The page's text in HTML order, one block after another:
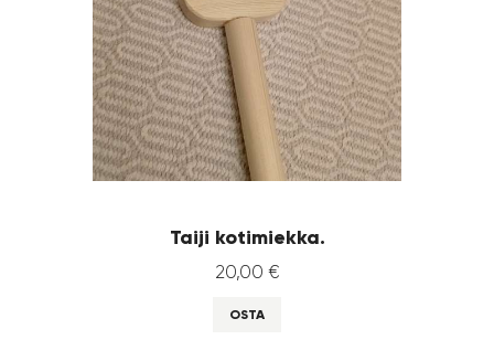
Taiji kotimiekka.
20,00 €
OSTA